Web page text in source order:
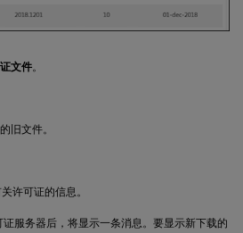
文件。
旧文件。
许可证的信息。
服务器后，将显示一条消息。要显示新下载的